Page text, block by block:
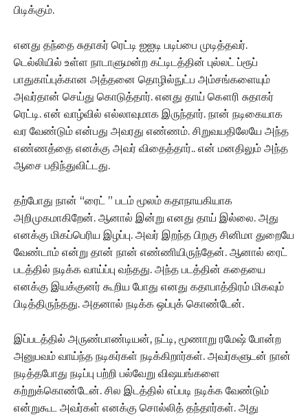
பிடிக்கும்.
எனது தந்தை சுதாகர் ரெட்டி ஐஐடி படிப்பை முடித்தவர்.
டெல்லியில் உள்ள நாடாளுமன்ற கட்டிடத்தின் புல்லட் ப்ரூப்
பாதுகாப்புக்கான அத்தனை தொழில்நுட்ப அம்சங்களையும்
அவர்தான் செய்து கொடுத்தார். எனது தாய் கௌரி சுதாகர்
ரெட்டி. என் வாழ்வில் எல்லாவுமாக இருந்தார். நான் நடிகையாக
வர வேண்டும் என்பது அவரது எண்ணம். சிறுவயதிலேயே அந்த
எண்ணத்தை எனக்கு அவர் விதைத்தார்.. என் மனதிலும் அந்த
ஆசை பதிந்துவிட்டது.
தற்போது நான் “ரைட் ” படம் மூலம் கதாநாயகியாக
அறிமுகமாகிறேன். ஆனால் இன்று எனது தாய் இல்லை. அது
எனக்கு மிகப்பெரிய இழப்பு. அவர் இறந்த பிறகு சினிமா துறையே
வேண்டாம் என்று தான் நான் எண்ணியிருந்தேன். ஆனால் ரைட்
படத்தில் நடிக்க வாய்ப்பு வந்தது. அந்த படத்தின் கதையை
எனக்கு இயக்குனர் கூறிய போது எனது கதாபாத்திரம் மிகவும்
பிடித்திருந்தது. அதனால் நடிக்க ஒப்புக் கொண்டேன்.
இப்படத்தில் அருண்பாண்டியன், நட்டி, மூணாறு ரமேஷ் போன்ற
அனுபவம் வாய்ந்த நடிகர்கள் நடிக்கிறார்கள். அவர்களுடன் நான்
நடித்தபோது நடிப்பு பற்றி பல்வேறு விஷயங்களை
கற்றுக்கொண்டேன். சில இடத்தில் எப்படி நடிக்க வேண்டும்
என்றுகூட அவர்கள் எனக்கு சொல்லித் தந்தார்கள். அது